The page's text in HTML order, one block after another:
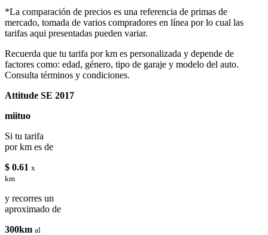
*La comparación de precios es una referencia de primas de
mercado, tomada de varios compradores en línea por lo cual las
tarifas aqui presentadas pueden variar.
Recuerda que tu tarifa por km es personalizada y depende de
factores como: edad, género, tipo de garaje y modelo del auto.
Consulta términos y condiciones.
Attitude SE 2017
miituo
Si tu tarifa
por km es de
$ 0.61 x
km
y recorres un
aproximado de
300km al